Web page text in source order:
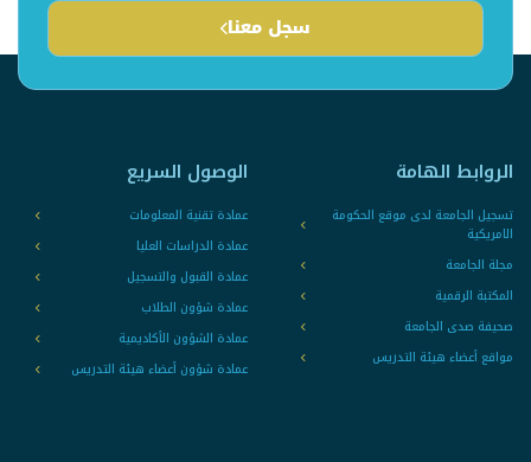
سجل معنا
الروابط الهامة
تسجيل الجامعة لدى موقع الحكومة
الامريكية
مجلة الجامعة
المكتبة الرقمية
صحيفة صدى الجامعة
مواقع أعضاء هيئة التدريس
الوصول السريع
عمادة تقنية المعلومات
عمادة الدراسات العليا
عمادة القبول والتسجيل
عمادة شؤون الطلاب
عمادة الشؤون الأكاديمية
عمادة شؤون أعضاء هيئة التدريس